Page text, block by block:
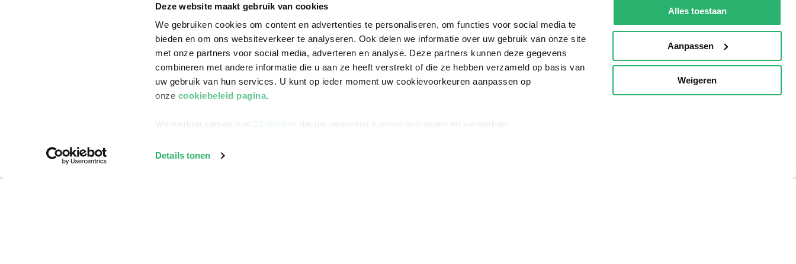
Deze website maakt gebruik van cookies
We gebruiken cookies om content en advertenties te personaliseren, om functies voor social media te
bieden en om ons websiteverkeer te analyseren. Ook delen we informatie over uw gebruik van onze site
met onze partners voor social media, adverteren en analyse. Deze partners kunnen deze gegevens
combineren met andere informatie die u aan ze heeft verstrekt of die ze hebben verzameld op basis van
uw gebruik van hun services. U kunt op ieder moment uw cookievoorkeuren aanpassen op
onze cookiebeleid pagina.
We werken samen met 13 derden die uw gegevens kunnen ontvangen en verwerken.
Details tonen
Alles toestaan
Aanpassen
Weigeren
Bestellen
Bezorging
Retourneren
Veelgestelde vragen
Over ons
Vacatures
Winkels en openingstijden
Cadeaukaart
Vulnerability Disclosure policy
Instagram
helpdesk@readshop.nl
088 - 133 84 32